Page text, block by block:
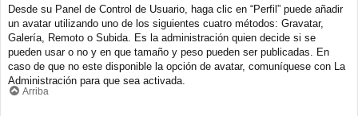
Desde su Panel de Control de Usuario, haga clic en “Perfil” puede añadir
un avatar utilizando uno de los siguientes cuatro métodos: Gravatar,
Galería, Remoto o Subida. Es la administración quien decide si se
pueden usar o no y en que tamaño y peso pueden ser publicadas. En
caso de que no este disponible la opción de avatar, comuníquese con La
Administración para que sea activada.
Arriba